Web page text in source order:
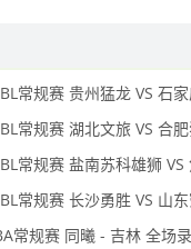
常规赛 湖北文旅 VS 合
常规赛 长沙勇胜 VS 山
常规赛 同曦 - 吉林 全场